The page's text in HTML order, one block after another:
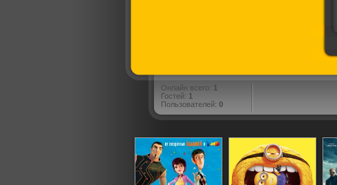
Онлайн всего: 1
Гостей: 1
Пользователей: 0